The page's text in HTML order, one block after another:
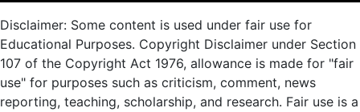
Disclaimer: Some content is used under fair use for
Educational Purposes. Copyright Disclaimer under Section
107 of the Copyright Act 1976, allowance is made for "fair
use" for purposes such as criticism, comment, news
reporting, teaching, scholarship, and research. Fair use is a